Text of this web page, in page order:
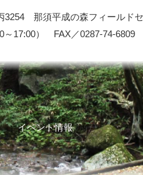
3254 那須平成の森フィールド
～17:00） FAX／0287-74-6809
イベント情報